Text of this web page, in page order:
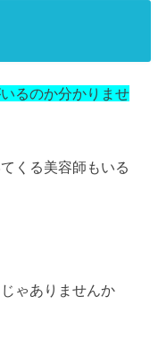
るのか分かりませ
くる美容師もいる
ゃありませんか